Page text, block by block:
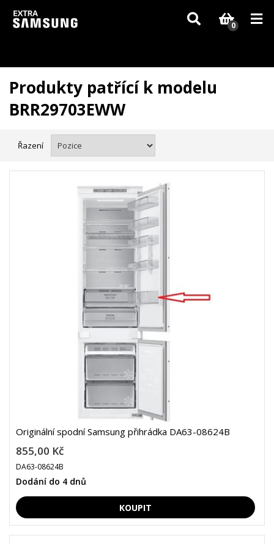
Vzhledem k aktuální situaci se může dodání dílů, které nejsou skladem,
zpozdit. Děkujeme za pochopení.
0
Produkty patřící k modelu
BRR29703EWW
Řazení
Originální spodní Samsung přihrádka DA63-08624B
855,00 Kč
DA63-08624B
Dodání do 4 dnů